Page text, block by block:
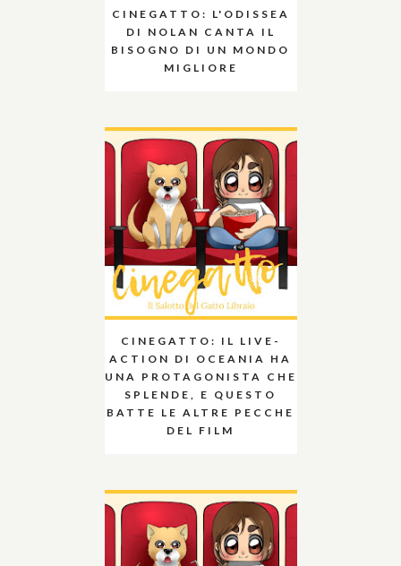
CINEGATTO: L'ODISSEA
DI NOLAN CANTA IL
BISOGNO DI UN MONDO
MIGLIORE
CINEGATTO: IL LIVE-
ACTION DI OCEANIA HA
UNA PROTAGONISTA CHE
SPLENDE, E QUESTO
BATTE LE ALTRE PECCHE
DEL FILM